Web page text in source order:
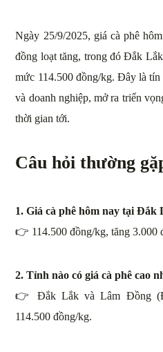
Ngày 25/9/2025, giá cà phê
đồng loạt tăng, trong đó Đắk
mức 114.500 đồng/kg. Đây là tín
và doanh nghiệp, mở ra triển
thời gian tới.
Câu hỏi thường
1. Giá cà phê hôm nay tại Đắk
👉 114.500 đồng/kg, tăng 3.000
2. Tỉnh nào có giá cà phê cao
👉 Đắk Lắk và Lâm Đồng
114.500 đồng/kg.